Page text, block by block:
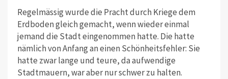
Regelmässig wurde die Pracht durch Kriege dem
Erdboden gleich gemacht, wenn wieder einmal
jemand die Stadt eingenommen hatte. Die hatte
nämlich von Anfang an einen Schönheitsfehler: Sie
hatte zwar lange und teure, da aufwendige
Stadtmauern, war aber nur schwer zu halten.